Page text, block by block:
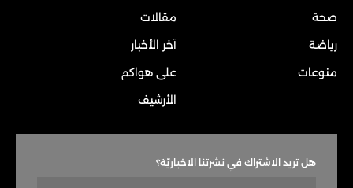
صحة
رياضة
منوعات
مقالات
آخر الأخبار
على هواكم
الأرشيف
هل تريد الاشتراك في نشرتنا الاخباريّة؟